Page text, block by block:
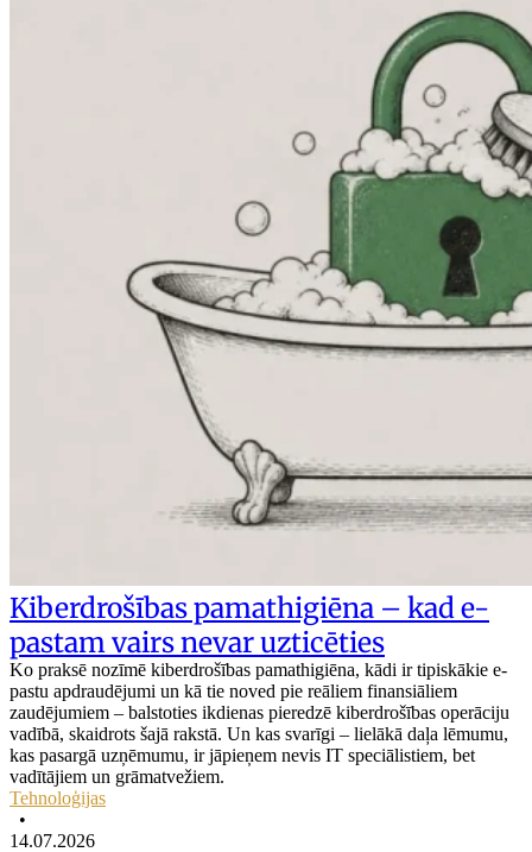
Kiberdrošības pamathigiēna – kad e-
pastam vairs nevar uzticēties
Ko praksē nozīmē kiberdrošības pamathigiēna, kādi ir tipiskākie e-
pastu apdraudējumi un kā tie noved pie reāliem finansiāliem
zaudējumiem – balstoties ikdienas pieredzē kiberdrošības operāciju
vadībā, skaidrots šajā rakstā. Un kas svarīgi – lielākā daļa lēmumu,
kas pasargā uzņēmumu, ir jāpieņem nevis IT speciālistiem, bet
vadītājiem un grāmatvežiem.
Tehnoloģijas
•
14.07.2026